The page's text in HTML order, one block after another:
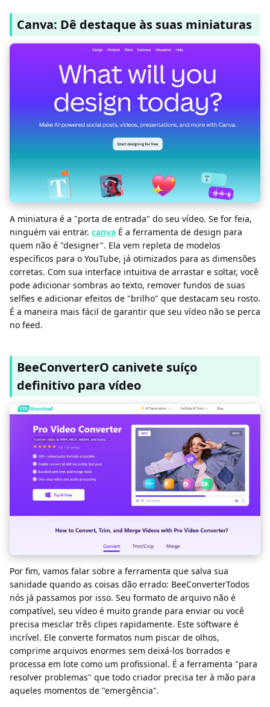
Canva: Dê destaque às suas miniaturas
A miniatura é a "porta de entrada" do seu vídeo. Se for feia,
ninguém vai entrar. canva É a ferramenta de design para
quem não é "designer". Ela vem repleta de modelos
específicos para o YouTube, já otimizados para as dimensões
corretas. Com sua interface intuitiva de arrastar e soltar, você
pode adicionar sombras ao texto, remover fundos de suas
selfies e adicionar efeitos de "brilho" que destacam seu rosto.
É a maneira mais fácil de garantir que seu vídeo não se perca
no feed.
BeeConverterO canivete suíço
definitivo para vídeo
Por fim, vamos falar sobre a ferramenta que salva sua
sanidade quando as coisas dão errado: BeeConverterTodos
nós já passamos por isso. Seu formato de arquivo não é
compatível, seu vídeo é muito grande para enviar ou você
precisa mesclar três clipes rapidamente. Este software é
incrível. Ele converte formatos num piscar de olhos,
comprime arquivos enormes sem deixá-los borrados e
processa em lote como um profissional. É a ferramenta "para
resolver problemas" que todo criador precisa ter à mão para
aqueles momentos de "emergência".